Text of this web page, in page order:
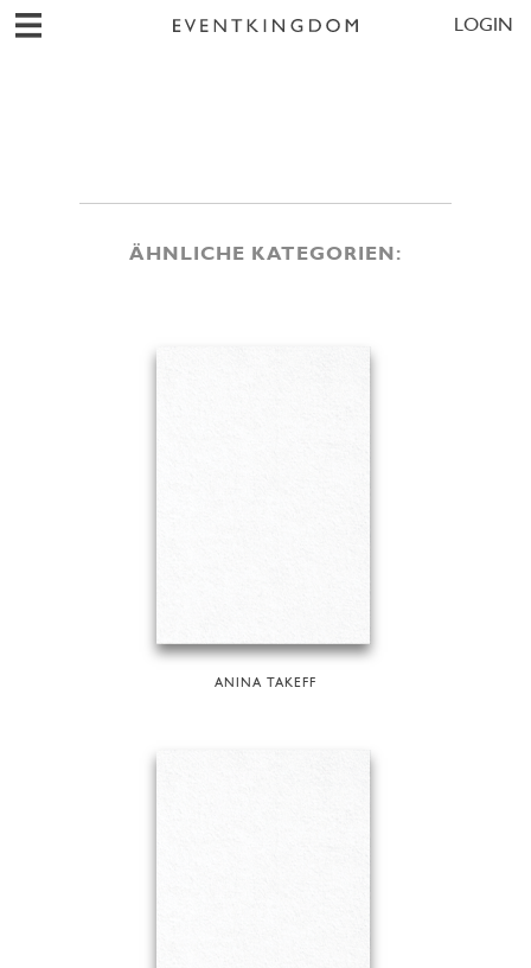
LOGIN
ÄHNLICHE KATEGORIEN:
ANINA TAKEFF